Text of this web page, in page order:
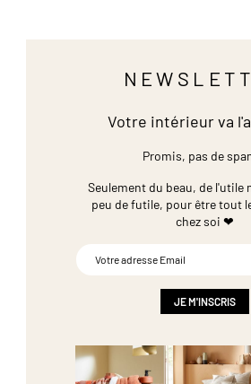
Votre intérieur va
Promis, pas de
Seulement du beau, de l'utile
peu de futile, pour être tout
chez soi ❤
JE M'INSCRIS